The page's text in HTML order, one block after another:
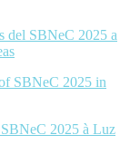
del SBNeC 2025 a
SBNeC 2025 in
2025 à Luz